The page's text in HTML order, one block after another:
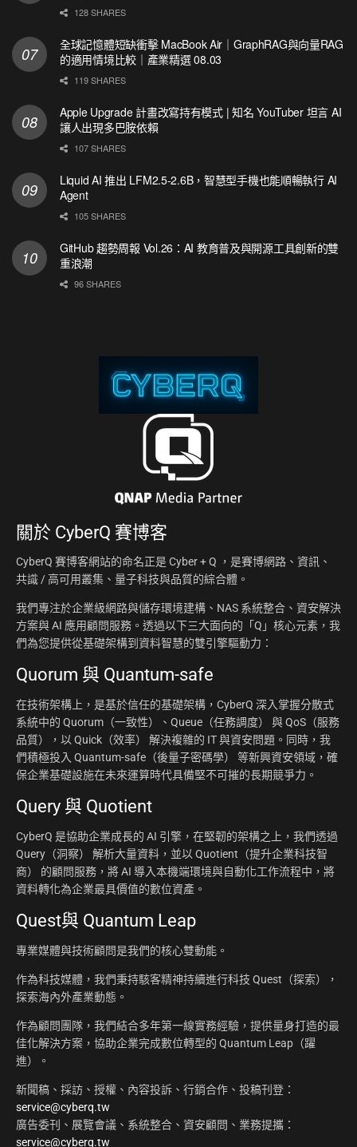
128 SHARES
全球記憶體短缺衝擊 MacBook Air｜GraphRAG與向量RAG
的適用情境比較｜產業精選 08.03
119 SHARES
Apple Upgrade 計畫改寫持有模式 | 知名 YouTuber 坦言 AI
讓人出現多巴胺依賴
107 SHARES
Liquid AI 推出 LFM2.5-2.6B，智慧型手機也能順暢執行 AI
Agent
105 SHARES
GitHub 趨勢周報 Vol.26：AI 教育普及與開源工具創新的雙
重浪潮
96 SHARES
關於 CyberQ 賽博客
CyberQ 賽博客網站的命名正是 Cyber + Q ，是賽博網路、資訊、
共識 / 高可用叢集、量子科技與品質的綜合體。
我們專注於企業級網路與儲存環境建構、NAS 系統整合、資安解決
方案與 AI 應用顧問服務。透過以下三大面向的「Q」核心元素，我
們為您提供從基礎架構到資料智慧的雙引擎驅動力：
Quorum 與 Quantum-safe
在技術架構上，是基於信任的基礎架構，CyberQ 深入掌握分散式
系統中的 Quorum（一致性）、Queue（任務調度） 與 QoS（服務
品質），以 Quick（效率） 解決複雜的 IT 與資安問題。同時，我
們積極投入 Quantum-safe（後量子密碼學） 等新興資安領域，確
保企業基礎設施在未來運算時代具備堅不可摧的長期競爭力。
Query 與 Quotient
CyberQ 是協助企業成長的 AI 引擎，在堅韌的架構之上，我們透過
Query（洞察） 解析大量資料，並以 Quotient（提升企業科技智
商） 的顧問服務，將 AI 導入本機端環境與自動化工作流程中，將
資料轉化為企業最具價值的數位資產。
Quest與 Quantum Leap
專業媒體與技術顧問是我們的核心雙動能。
作為科技媒體，我們秉持駭客精神持續進行科技 Quest（探索），
探索海內外產業動態。
作為顧問團隊，我們結合多年第一線實務經驗，提供量身打造的最
佳化解決方案，協助企業完成數位轉型的 Quantum Leap（躍
進）。
新聞稿、採訪、授權、內容投訴、行銷合作、投稿刊登：
service@cyberq.tw
廣告委刊、展覽會議、系統整合、資安顧問、業務提攜：
service@cyberq.tw